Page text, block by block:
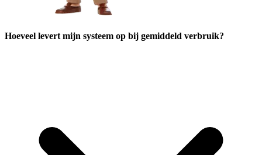
Hoeveel levert mijn systeem op bij gemiddeld verbruik?